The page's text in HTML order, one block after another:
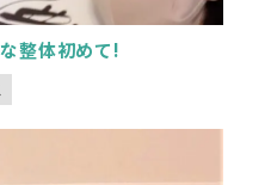
整体初めて!